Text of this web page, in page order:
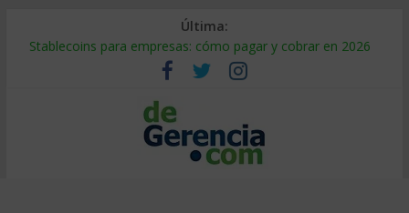
Última:
Stablecoins para empresas: cómo pagar y cobrar en 2026
Despido silencioso: qué es y por qué sale tan caro
IA en selección de personal: cómo auditarla a tiempo
Trabajo forzoso en la cadena de suministro: qué hacer
Mercado hispano de EE. UU.: cómo segmentarlo y venderle